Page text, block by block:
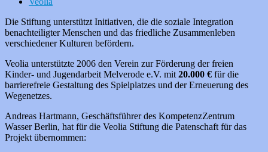
Die Stiftung unterstützt Initiativen, die die soziale Integration
benachteiligter Menschen und das friedliche Zusammenleben
verschiedener Kulturen befördern.
Veolia unterstützte 2006 den Verein zur Förderung der freien
Kinder- und Jugendarbeit Melverode e.V. mit 20.000 € für die
barrierefreie Gestaltung des Spielplatzes und der Erneuerung des
Wegenetzes.
Andreas Hartmann, Geschäftsführer des KompetenzZentrum
Wasser Berlin, hat für die Veolia Stiftung die Patenschaft für das
Projekt übernommen: